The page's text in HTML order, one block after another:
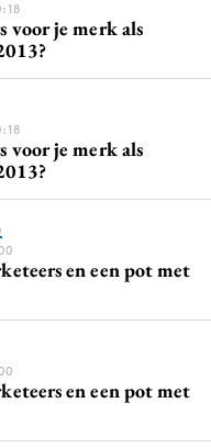
voor je merk als
voor je merk als
en een pot met
en een pot met